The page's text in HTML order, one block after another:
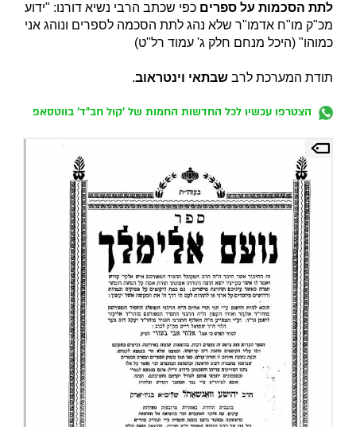
לתת הסכמות על ספרים כפי שכתב הרבי נשיא דורנו: "ידוע
מכ"ק מו"ח אדמו"ר שלא נהג לתת הסכמה לספרים ונוהג אני
כמוהו" (היכל מנחם חלק ג' עמוד רל"ט)
תודת המערכת לרב שבתאי וינטראוב.
הצטרפו עכשיו לכל החדשות החמות של 'קול חב"ד' בווטסאפ